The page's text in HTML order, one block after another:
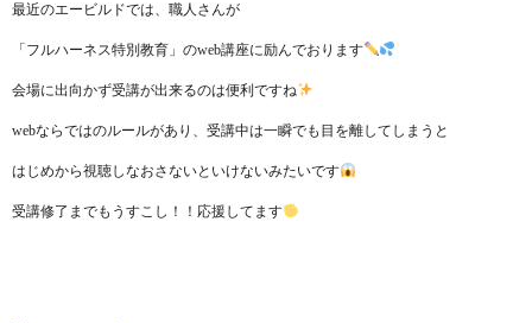
最近のエービルドでは、職人さんが
「フルハーネス特別教育」のweb講座に励んでおります
会場に出向かず受講が出来るのは便利ですね
webならではのルールがあり、受講中は一瞬でも目を離してしまうと
はじめから視聴しなおさないといけないみたいです
受講修了までもうすこし！！応援してます